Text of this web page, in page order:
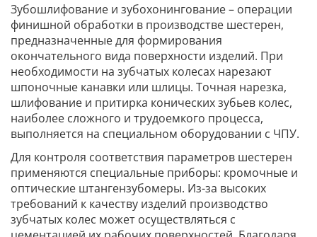
Зубошлифование и зубохонингование – операции
финишной обработки в производстве шестерен,
предназначенные для формирования
окончательного вида поверхности изделий. При
необходимости на зубчатых колесах нарезают
шпоночные канавки или шлицы. Точная нарезка,
шлифование и притирка конических зубьев колес,
наиболее сложного и трудоемкого процесса,
выполняется на специальном оборудовании с ЧПУ.
Для контроля соответствия параметров шестерен
применяются специальные приборы: кромочные и
оптические штангензубомеры. Из-за высоких
требований к качеству изделий производство
зубчатых колес может осуществляться с